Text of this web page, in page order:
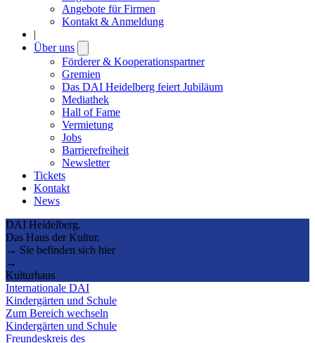
Angebote für Firmen
Kontakt & Anmeldung
|
Über uns
submenu
Förderer & Kooperationspartner
Gremien
Das DAI Heidelberg feiert Jubiläum
Mediathek
Hall of Fame
Vermietung
Jobs
Barrierefreiheit
Newsletter
Tickets
Kontakt
News
DAI Heidelberg.
Das Haus der Kultur.
→ Sie befinden sich hier
→
Kulturhaus
Internationale DAI
Kindergärten und Schule
Zum Bereich wechseln
Kindergärten und Schule
Freundeskreis des